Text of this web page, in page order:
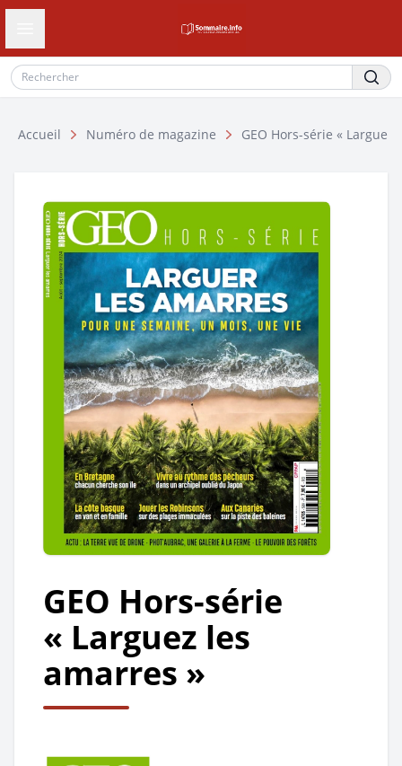
Ouvrir le tiroir de navigation
Accueil Numéro de magazine GEO Hors-série « Larguez
GEO Hors-série
« Larguez les
amarres »